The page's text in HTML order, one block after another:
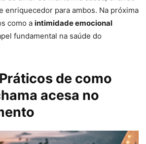
enriquecedor para ambos. Na próxima
como a intimidade emocional
fundamental na saúde do
de como
acesa no